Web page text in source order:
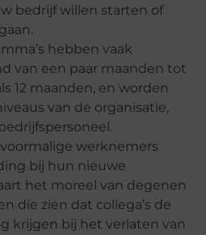
bedrijf willen starten of
hebben vaak
van een paar maanden tot
12 maanden, en worden
van de organisatie,
werknemers
bij hun nieuwe
het moreel van degenen
die zien dat collega’s de
krijgen bij het verlaten van